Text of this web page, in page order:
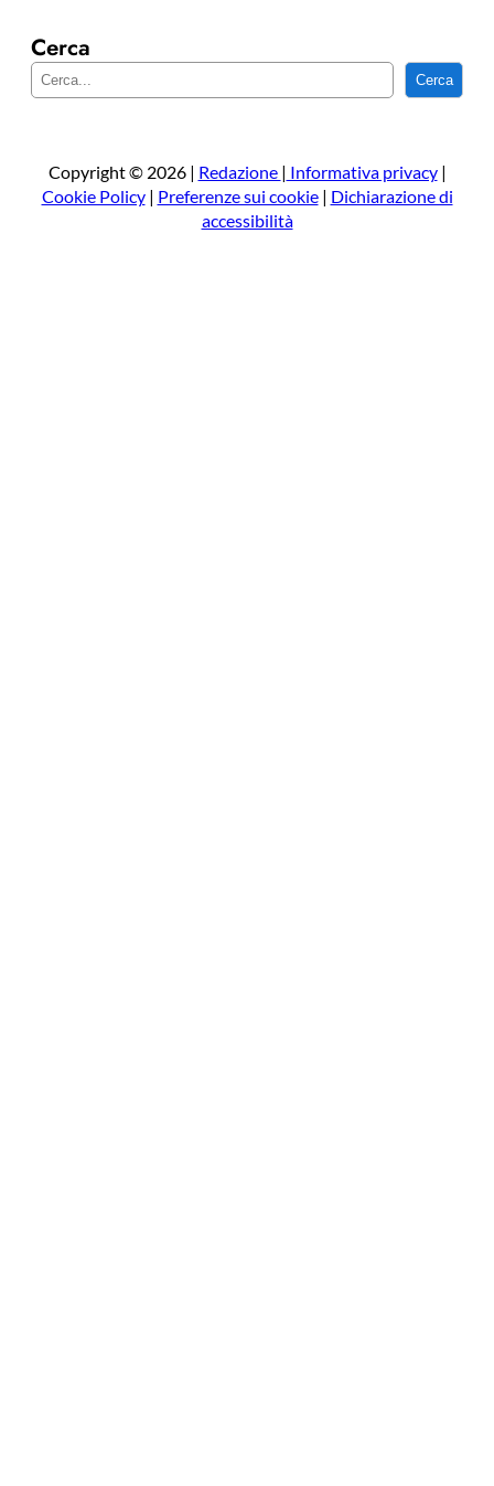
Cerca
e
a
Cerca
Copyright © 2026 | Redazione | Informativa privacy|
Cookie Policy| Preferenze sui cookie| Dichiarazione di
accessibilità